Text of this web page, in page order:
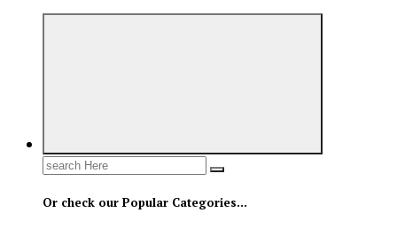
Search
Or check our Popular Categories...